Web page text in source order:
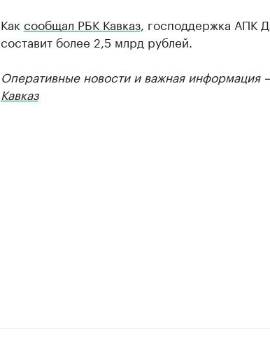
Как сообщал РБК Кавказ, господдержка АПК
составит более 2,5 млрд рублей.
Оперативные новости и важная информация
Кавказ